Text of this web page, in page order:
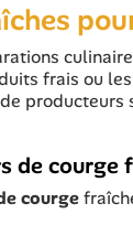
frais ou
de courge
courge